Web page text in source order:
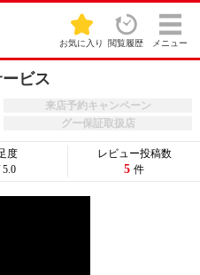
お気に入り 閲覧履歴 メニュー
ビス
来店予約キャンペーン
グー保証取扱店
度
5.0
レビュー投稿数
5 件